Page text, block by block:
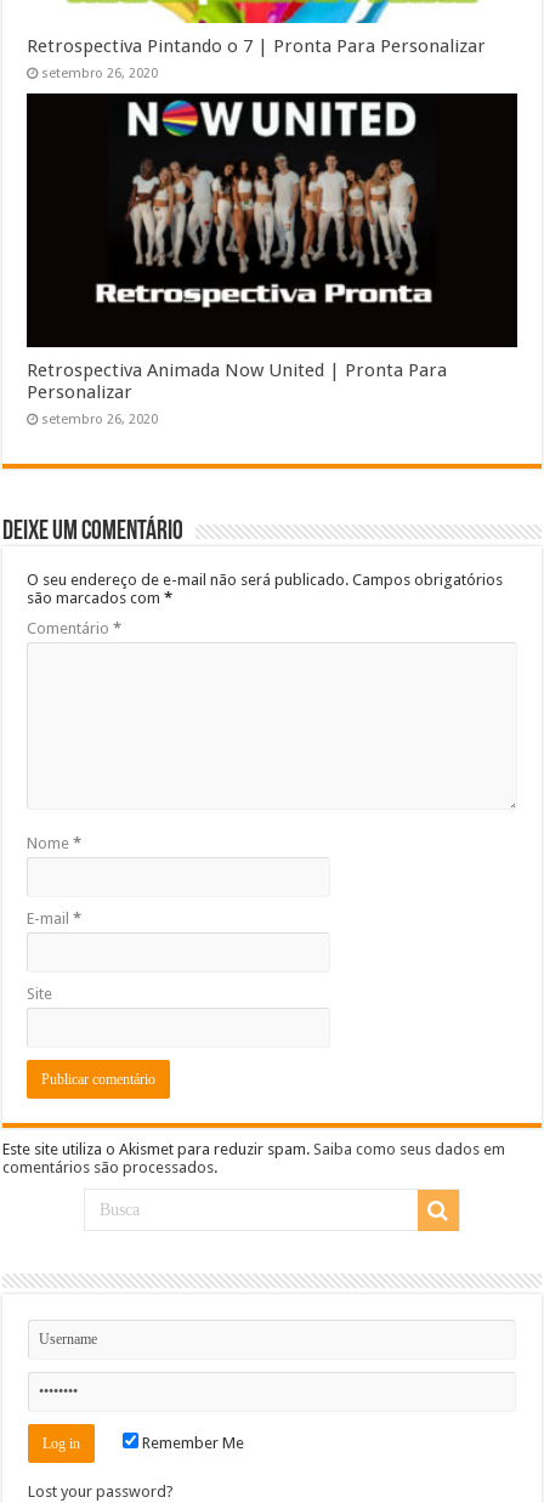
Retrospectiva Pintando o 7 | Pronta Para Personalizar
setembro 26, 2020
Retrospectiva Animada Now United | Pronta Para
Personalizar
setembro 26, 2020
Deixe um comentário
O seu endereço de e-mail não será publicado. Campos obrigatórios
são marcados com*
Comentário*
Nome*
E-mail*
Site
Este site utiliza o Akismet para reduzir spam.Saiba como seus dados em
comentários são processados.
Remember Me
Lost your password?